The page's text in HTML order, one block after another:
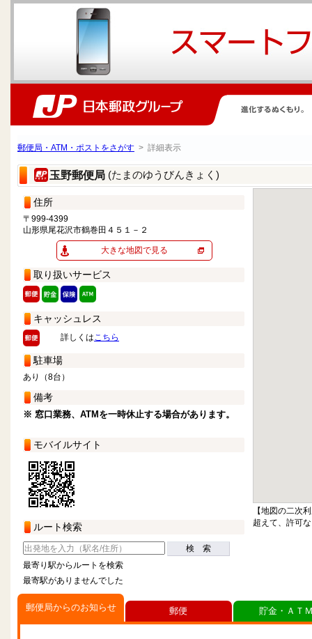
郵便局・ATM・ポストをさがす > 詳細表示
玉野郵便局 (たまのゆうびんきょく)
住所
〒999-4399
山形県尾花沢市鶴巻田４５１－２
大きな地図で見る
取り扱いサービス
キャッシュレス
詳しくはこちら
駐車場
あり（8台）
備考
※ 窓口業務、ATMを一時休止する場合があります。
モバイルサイト
ルート検索
検 索
最寄り駅からルートを検索
最寄駅がありませんでした
【地図の二次
超えて、許可
郵便局からのお知らせ 郵便 貯金・ＡＴ